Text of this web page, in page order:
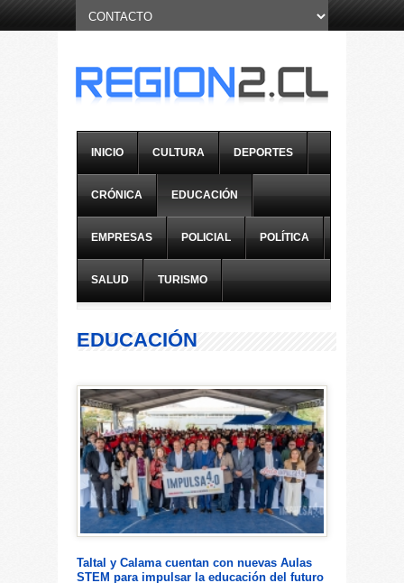
INICIO CULTURA DEPORTES
CRÓNICA EDUCACIÓN
EMPRESAS POLICIAL POLÍTICA
SALUD TURISMO
EDUCACIÓN
Taltal y Calama cuentan con nuevas Aulas
STEM para impulsar la educación del futuro